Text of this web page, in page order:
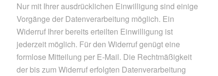
Nur mit Ihrer ausdrücklichen Einwilligung sind einige
Vorgänge der Datenverarbeitung möglich. Ein
Widerruf Ihrer bereits erteilten Einwilligung ist
jederzeit möglich. Für den Widerruf genügt eine
formlose Mitteilung per E-Mail. Die Rechtmäßigkeit
der bis zum Widerruf erfolgten Datenverarbeitung